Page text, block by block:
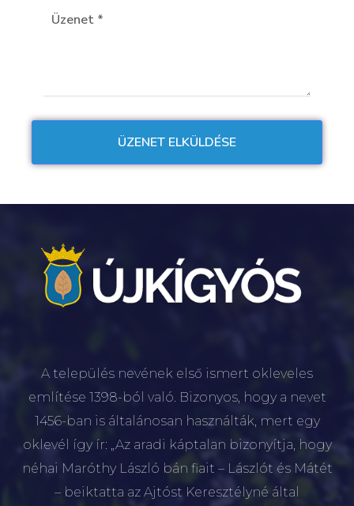
A település nevének első ismert okleveles
említése 1398-ból való. Bizonyos, hogy a nevet
1456-ban is általánosan használták, mert egy
oklevél így ír: „Az aradi káptalan bizonyítja, hogy
néhai Maróthy László bán fiait – Lászlót és Mátét
– beiktatta az Ajtóst Keresztélyné által